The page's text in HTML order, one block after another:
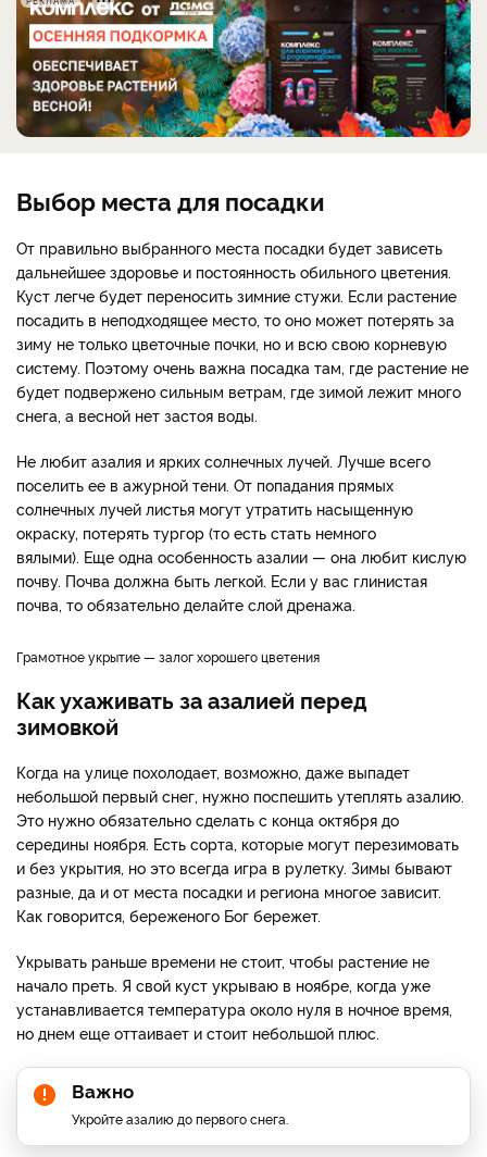
Выбор места для посадки
От правильно выбранного места посадки будет зависеть
дальнейшее здоровье и постоянность обильного цветения.
Куст легче будет переносить зимние стужи. Если растение
посадить в неподходящее место, то оно может потерять за
зиму не только цветочные почки, но и всю свою корневую
систему. Поэтому очень важна посадка там, где растение не
будет подвержено сильным ветрам, где зимой лежит много
снега, а весной нет застоя воды.
Не любит азалия и ярких солнечных лучей. Лучше всего
поселить ее в ажурной тени. От попадания прямых
солнечных лучей листья могут утратить насыщенную
окраску, потерять тургор (то есть стать немного
вялыми). Еще одна особенность азалии — она любит кислую
почву. Почва должна быть легкой. Если у вас глинистая
почва, то обязательно делайте слой дренажа.
Грамотное укрытие — залог хорошего цветения
Как ухаживать за азалией перед
зимовкой
Когда на улице похолодает, возможно, даже выпадет
небольшой первый снег, нужно поспешить утеплять азалию.
Это нужно обязательно сделать с конца октября до
середины ноября. Есть сорта, которые могут перезимовать
и без укрытия, но это всегда игра в рулетку. Зимы бывают
разные, да и от места посадки и региона многое зависит.
Как говорится, береженого Бог бережет.
Укрывать раньше времени не стоит, чтобы растение не
начало преть. Я свой куст укрываю в ноябре, когда уже
устанавливается температура около нуля в ночное время,
но днем еще оттаивает и стоит небольшой плюс.
Важно
Укройте азалию до первого снега.